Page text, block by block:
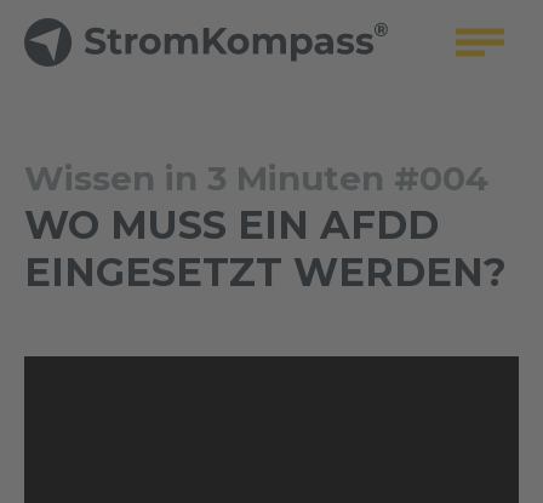
Wissen in 3 Minuten #004
WO MUSS EIN AFDD
EINGESETZT WERDEN?